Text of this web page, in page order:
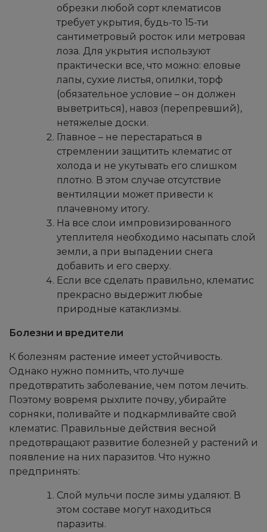
обрезки любой сорт клематисов
требует укрытия, будь-то 15-ти
сантиметровый росток или метровая
лоза. Для укрытия используют
практически все, что можно: еловые
лапы, сухие листья, опилки, торф
(обязательное условие – он должен
выветриться), навоз (перепревший),
нетяжелые доски.
Главное – не перестараться в
стремлении защитить клематис от
холода и не укутывать его слишком
плотно. В этом случае отсутствие
вентиляции может привести к
плачевному итогу.
На все слои импровизированного
утеплителя необходимо насыпать слой
земли, а при выпадении снега
добавить и его сверху.
Если все сделать правильно, клематис
прекрасно выдержит любые
природные катаклизмы.
Болезни и вредители
К болезням растение имеет устойчивость.
Однако нужно помнить, что лучше
предотвратить заболевание, чем потом лечить.
Поэтому вовремя рыхлите почву, убирайте
сорняки, поливайте и подкармливайте свой
клематис. Правильные действия весной
предотвращают развитие болезней у растений и
появление на них паразитов. Что нужно
предпринять:
Слой мульчи после зимы удаляют. В
этом составе могут находиться
паразиты.